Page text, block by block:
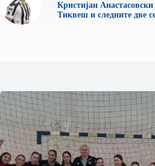
Кристијан
Тиквеш и следните две